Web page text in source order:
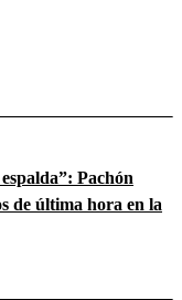
Pachón
de última hora en la